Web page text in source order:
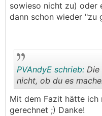
sowieso nicht zu) oder
dann schon wieder "zu
PVAndyE schrieb: Die
nicht, ob du es
Mit dem Fazit hätte ich
gerechnet ;) Danke!